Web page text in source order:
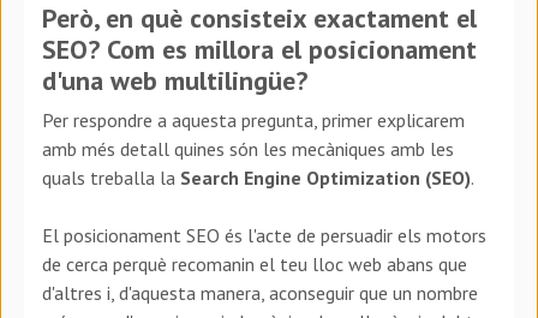
Però, en què consisteix exactament el
SEO? Com es millora el posicionament
d'una web multilingüe?
Per respondre a aquesta pregunta, primer explicarem
amb més detall quines són les mecàniques amb les
quals treballa la Search Engine Optimization (SEO).
El posicionament SEO és l'acte de persuadir els motors
de cerca perquè recomanin el teu lloc web abans que
d'altres i, d'aquesta manera, aconseguir que un nombre